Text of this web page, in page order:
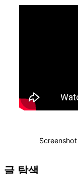
Screenshot
글 탐색